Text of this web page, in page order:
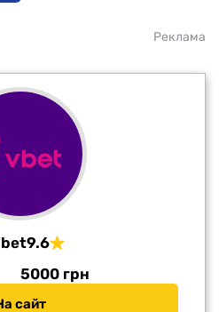
Реклама
9.6
5000 грн
сайт